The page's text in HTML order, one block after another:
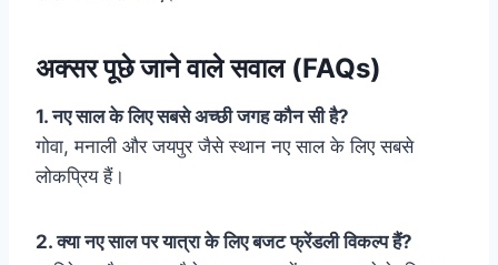
अक्सर पूछे जाने वाले सवाल (FAQs)
1. नए साल के लिए सबसे अच्छी जगह कौन सी है?
गोवा, मनाली और जयपुर जैसे स्थान नए साल के लिए सबसे
लोकप्रिय हैं।
2. क्या नए साल पर यात्रा के लिए बजट फ्रेंडली विकल्प हैं?